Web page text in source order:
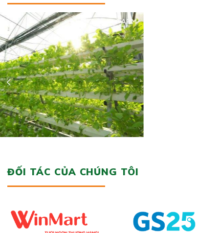
ĐỐI TÁC CỦA CHÚNG TÔI